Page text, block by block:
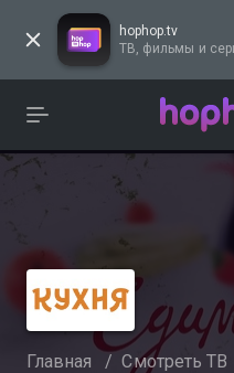
hophop.tv
ТВ, фильмы и
Главная / Смотреть ТВ